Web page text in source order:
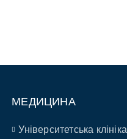
МЕДИЦИНА
Університетська клініка